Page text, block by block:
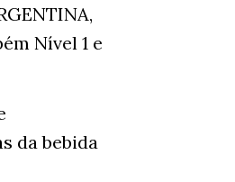
Nível 1 e
da bebida